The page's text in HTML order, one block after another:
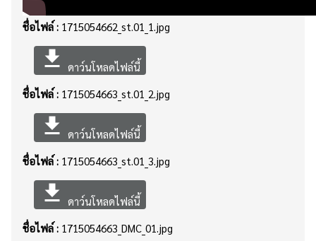
ชื่อไฟล์ : 1715054662_st.01_1.jpg
file_download ดาว์นโหลดไฟล์นี้
ชื่อไฟล์ : 1715054663_st.01_2.jpg
file_download ดาว์นโหลดไฟล์นี้
ชื่อไฟล์ : 1715054663_st.01_3.jpg
file_download ดาว์นโหลดไฟล์นี้
ชื่อไฟล์ : 1715054663_DMC_01.jpg